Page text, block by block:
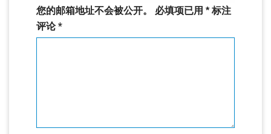
您的邮箱地址不会被公开。 必填项已用 * 标注
评论*